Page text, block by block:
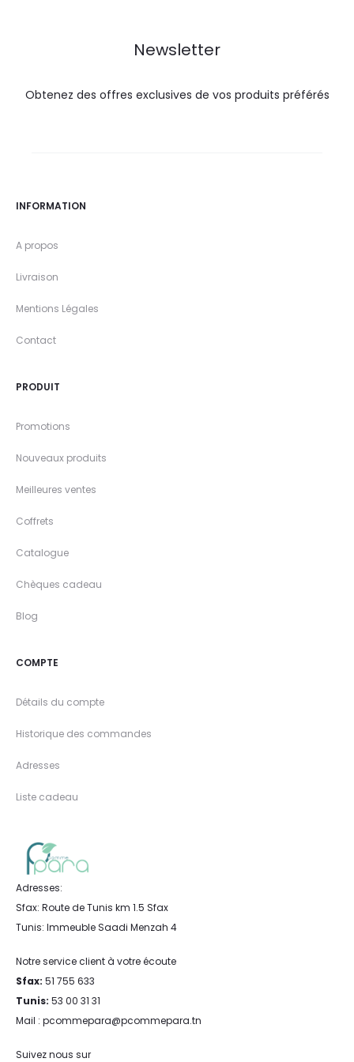
Newsletter
Obtenez des offres exclusives de vos produits préférés
INFORMATION
A propos
Livraison
Mentions Légales
Contact
PRODUIT
Promotions
Nouveaux produits
Meilleures ventes
Coffrets
Catalogue
Chèques cadeau
Blog
COMPTE
Détails du compte
Historique des commandes
Adresses
Liste cadeau
Adresses:
Sfax: Route de Tunis km 1.5 Sfax
Tunis: Immeuble Saadi Menzah 4
Notre service client à votre écoute
Sfax: 51 755 633
Tunis: 53 00 31 31
Mail : pcommepara@pcommepara.tn
Suivez nous sur